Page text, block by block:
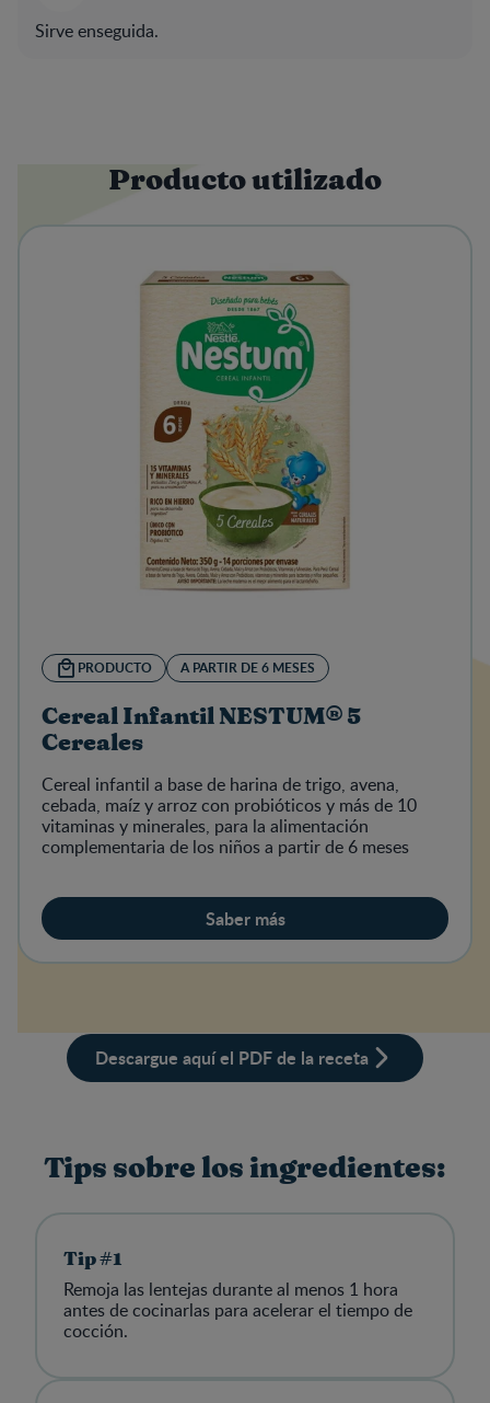
Sirve enseguida.
Producto utilizado
PRODUCTO A PARTIR DE 6 MESES
Cereal Infantil NESTUM® 5
Cereales
Cereal infantil a base de harina de trigo, avena,
cebada, maíz y arroz con probióticos y más de 10
vitaminas y minerales, para la alimentación
complementaria de los niños a partir de 6 meses
Saber más
Descargue aquí el PDF de la receta
Tips sobre los ingredientes:
Tip #1
Remoja las lentejas durante al menos 1 hora
antes de cocinarlas para acelerar el tiempo de
cocción.